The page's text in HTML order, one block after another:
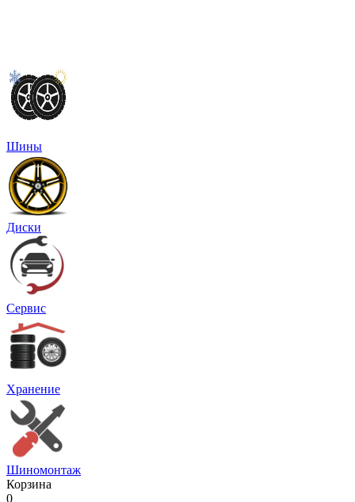
Шины
Диски
Сервис
Хранение
Шиномонтаж
Корзина
0